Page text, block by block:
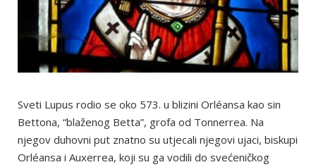
Sveti Lupus rodio se oko 573. u blizini Orléansa kao sin
Bettona, “blaženog Betta”, grofa od Tonnerrea. Na
njegov duhovni put znatno su utjecali njegovi ujaci, biskupi
Orléansa i Auxerrea, koji su ga vodili do svećeničkog